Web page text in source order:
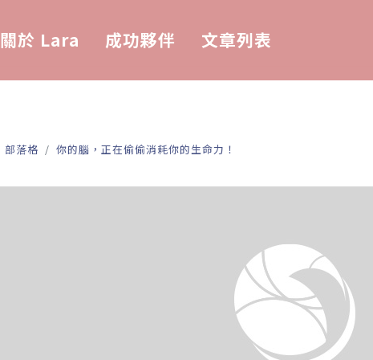
關於 Lara 成功夥伴 文章列表
部落格 你的腦，正在偷偷消耗你的生命力！